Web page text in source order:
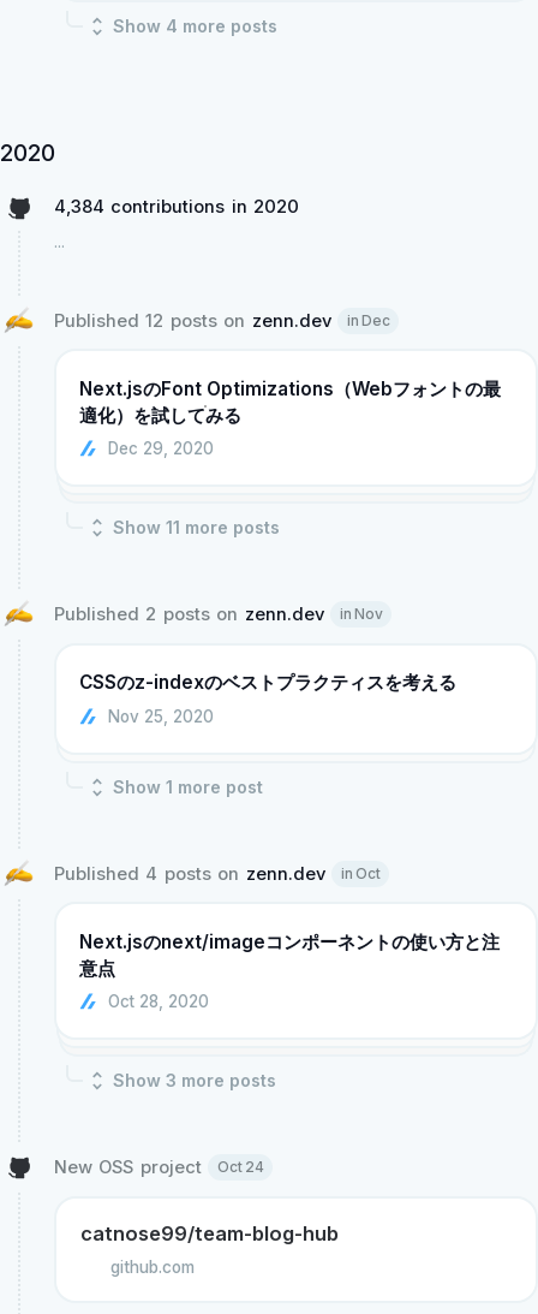
Show 4 more posts
2020
4,384 contributions in 2020
...
Published 12 posts on zenn.dev in Dec
Next.jsのFont Optimizations（Webフォントの最
適化）を試してみる
Dec 29, 2020
Show 11 more posts
Published 2 posts on zenn.dev in Nov
CSSのz-indexのベストプラクティスを考える
Nov 25, 2020
Show 1 more post
Published 4 posts on zenn.dev in Oct
Next.jsのnext/imageコンポーネントの使い方と注
意点
Oct 28, 2020
Show 3 more posts
New OSS project Oct 24
catnose99/team-blog-hub
github.com
menu